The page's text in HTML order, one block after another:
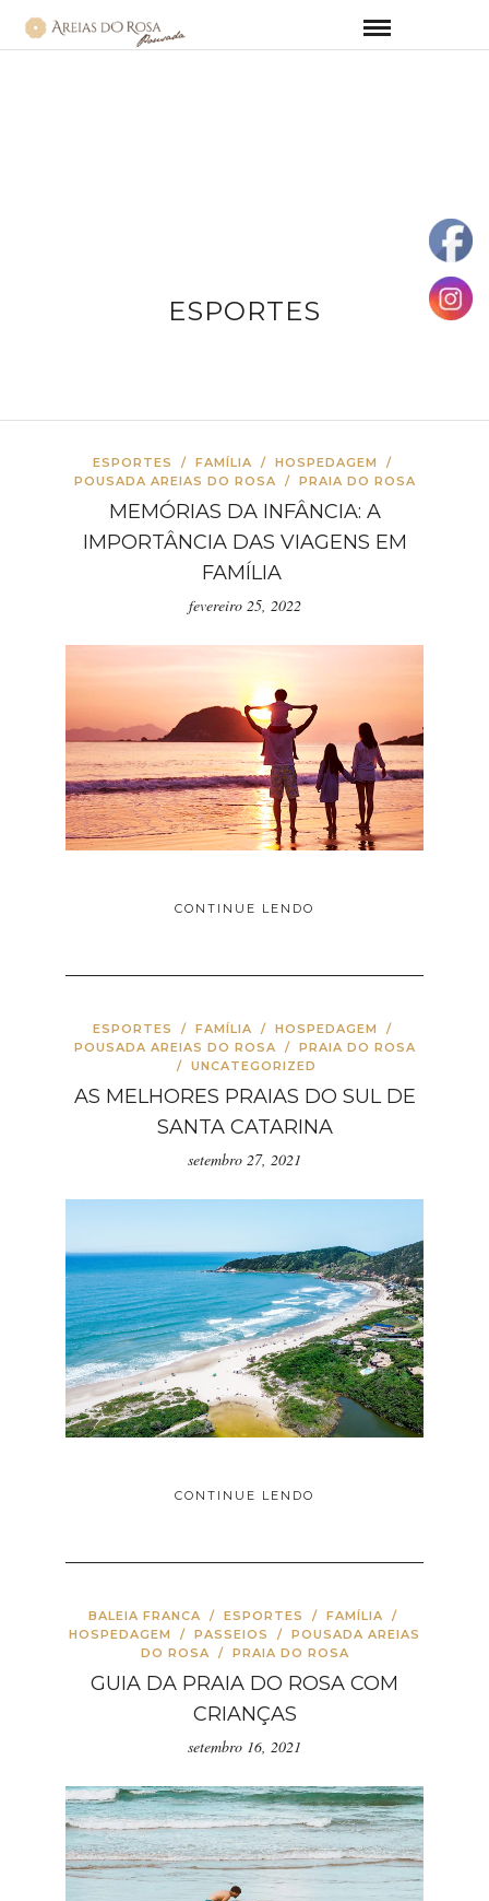
ESPORTES
ESPORTES / FAMÍLIA / HOSPEDAGEM
/
POUSADA AREIAS DO ROSA / PRAIA DO ROSA
MEMÓRIAS DA INFÂNCIA: A
IMPORTÂNCIA DAS VIAGENS EM
FAMÍLIA
fevereiro 25, 2022
CONTINUE LENDO
ESPORTES / FAMÍLIA / HOSPEDAGEM
/
POUSADA AREIAS DO ROSA / PRAIA DO ROSA
/ UNCATEGORIZED
AS MELHORES PRAIAS DO SUL DE
SANTA CATARINA
setembro 27, 2021
CONTINUE LENDO
BALEIA FRANCA / ESPORTES / FAMÍLIA /
HOSPEDAGEM
/ PASSEIOS / POUSADA AREIAS
DO ROSA / PRAIA DO ROSA
GUIA DA PRAIA DO ROSA COM
CRIANÇAS
setembro 16, 2021